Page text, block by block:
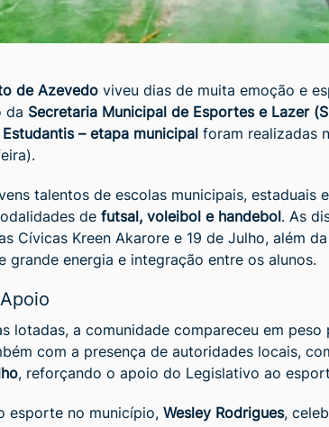
de Azevedo viveu dias de muita emoção e
da Secretaria Municipal de Esportes e Lazer
– etapa municipal foram realizadas
talentos de escolas municipais, estaduais
de futsal, voleibol e handebol. As
Cívicas Kreen Akarore e 19 de Julho, além
grande energia e integração entre os alunos.
lotadas, a comunidade compareceu em
com a presença de autoridades locais,
, reforçando o apoio do Legislativo ao
esporte no município, Wesley Rodrigues,